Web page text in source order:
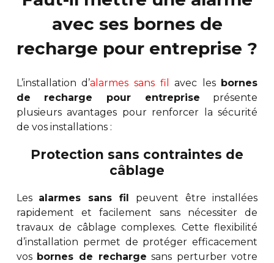
avec ses bornes de
recharge pour entreprise ?
L’installation d’alarmes sans fil avec les bornes
de recharge pour entreprise présente
plusieurs avantages pour renforcer la sécurité
de vos installations :
Protection sans contraintes de
câblage
Les alarmes sans fil peuvent être installées
rapidement et facilement sans nécessiter de
travaux de câblage complexes. Cette flexibilité
d’installation permet de protéger efficacement
vos bornes de recharge sans perturber votre